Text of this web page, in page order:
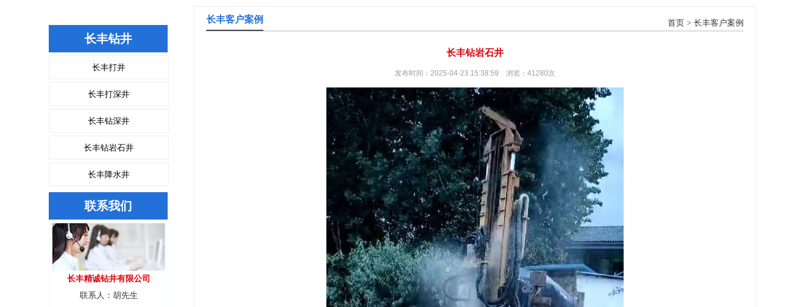
长丰钻井
长丰打井
长丰打深井
长丰钻深井
长丰钻岩石井
长丰降水井
联系我们
长丰精诚钻井有限公司
联系人：胡先生
长丰客户案例 首页 > 长丰客户案例
长丰钻岩石井
发布时间：2025-04-23 15:38:59 浏览：41280次